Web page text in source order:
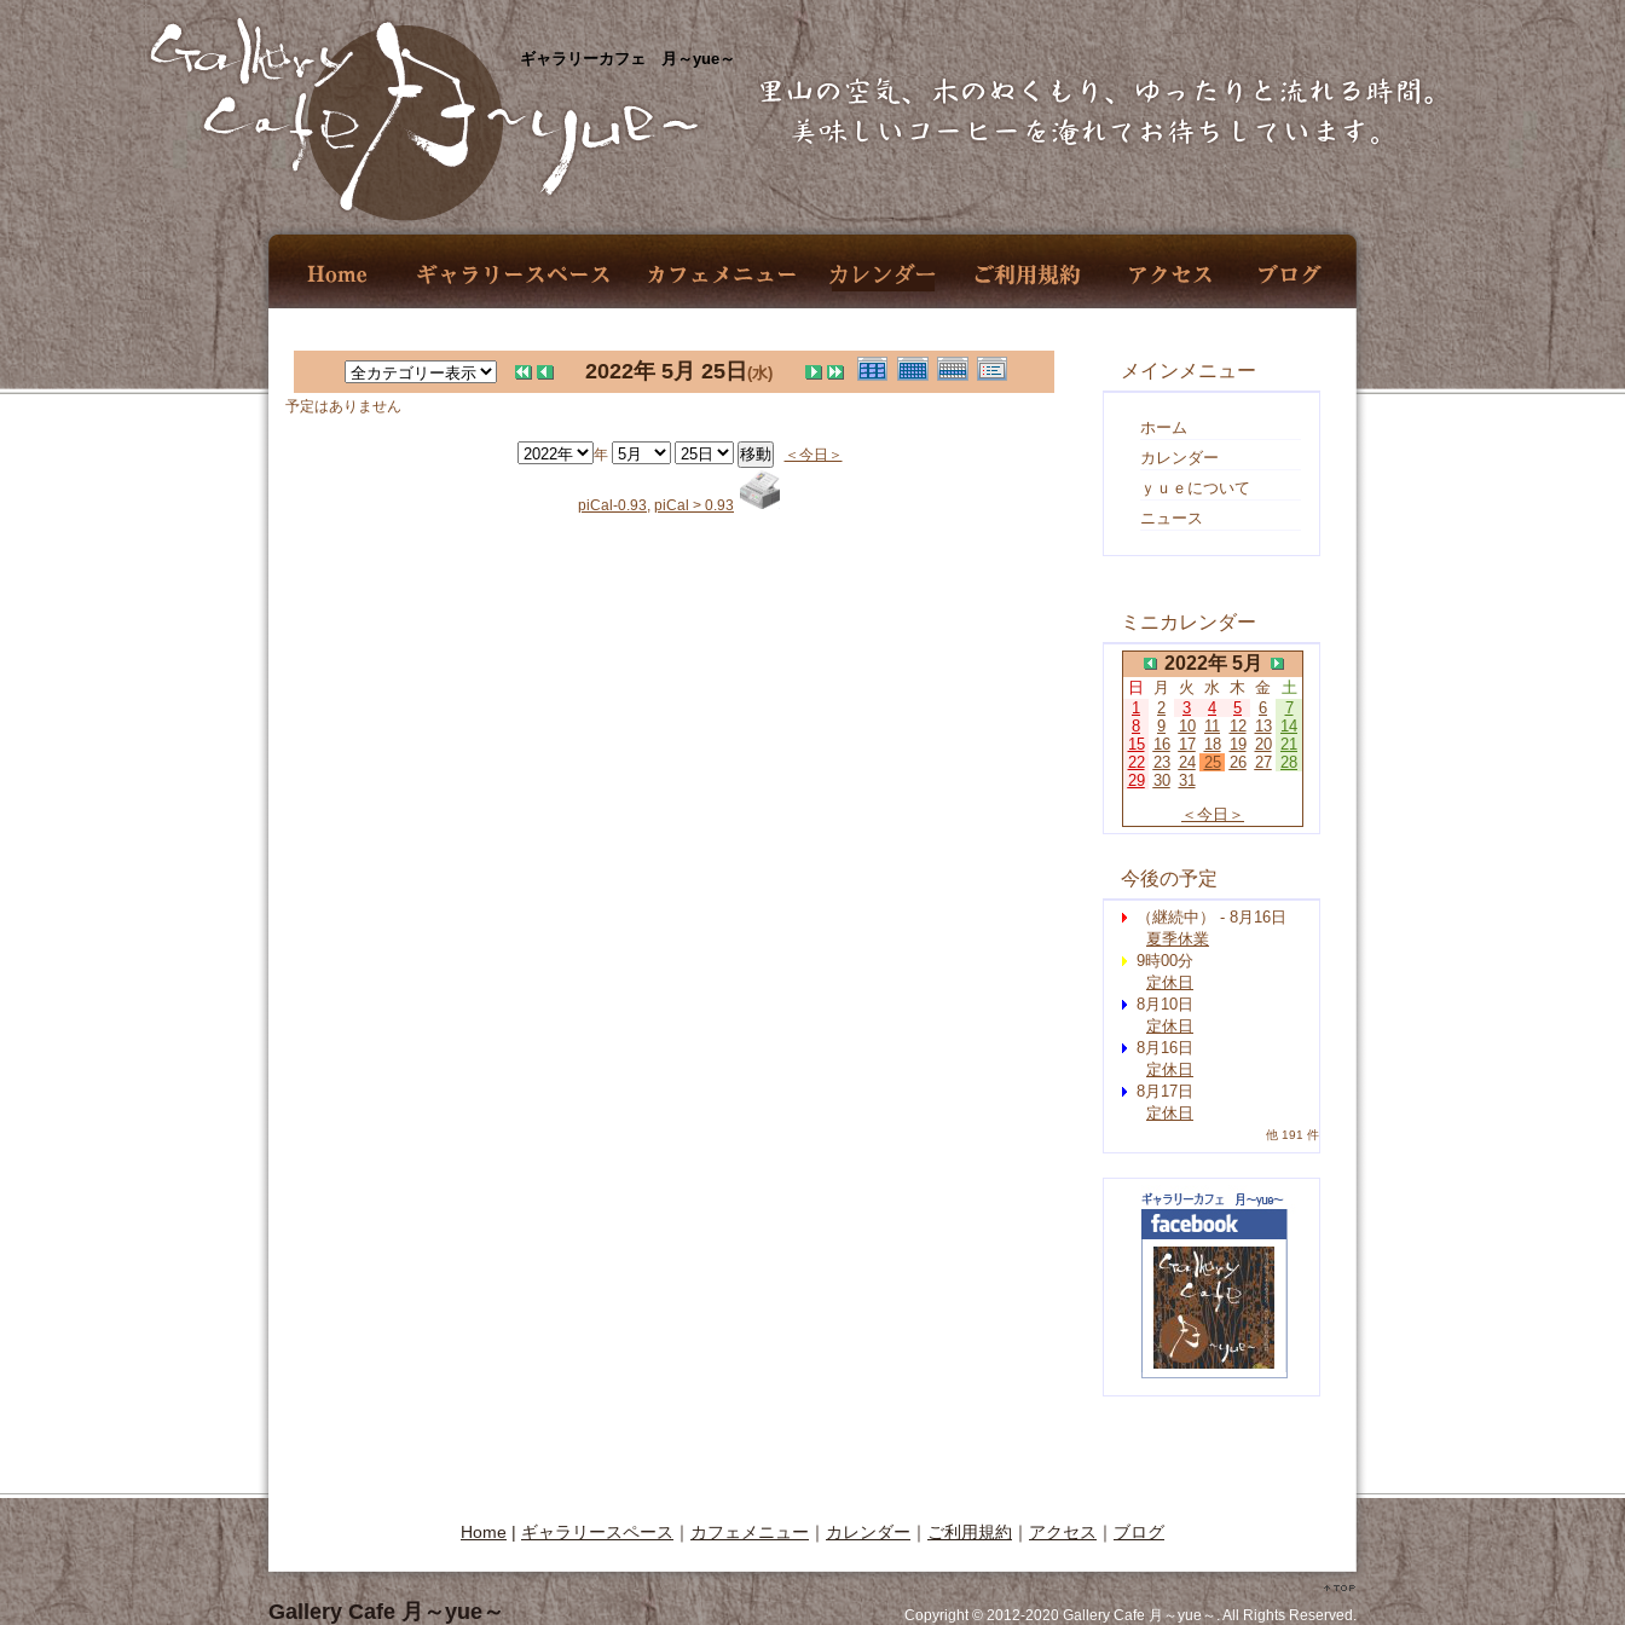
ギャラリーカフェ 月～yue～
2022年 5月 25日 (水)
予定はありません
年 ＜今日＞
piCal-0.93, piCal > 0.93
メインメニュー
ホーム
カレンダー
ｙｕｅについて
ニュース
ミニカレンダー
2022年 5月
日 月 火 水 木 金 土
1
2 3 4 5 6
7
8
9 10 11 12 13 14
15 16 17 18 19 20 21
22 23 24 25 26 27 28
29 30 31
＜今日＞
今後の予定
（継続中） - 8月16日
夏季休業
9時00分
定休日
8月10日
定休日
8月16日
定休日
8月17日
定休日
他 191 件
Home | ギャラリースペース ｜ カフェメニュー ｜ カレンダー ｜ ご利用規約 ｜ アクセス ｜ ブログ
Gallery Cafe 月～yue～ Copyright © 2012-2020 Gallery Cafe 月～yue～. All Rights Reserved.